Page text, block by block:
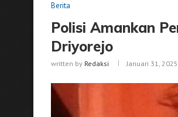
Berita
Polisi Amankan
Driyorejo
written by Redaksi Januari 31, 2025